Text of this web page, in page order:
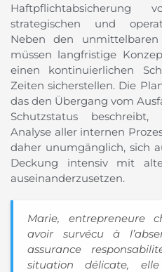
strategischen und
Neben den
müssen langfristige
einen kontinuierlichen
Zeiten sicherstellen. Die
das den Übergang vom
Schutzstatus
Analyse aller internen
daher unumgänglich, sich
Deckung intensiv mit
auseinanderzusetzen.
Marie, entrepreneure
avoir survécu à
assurance
situation délicate,